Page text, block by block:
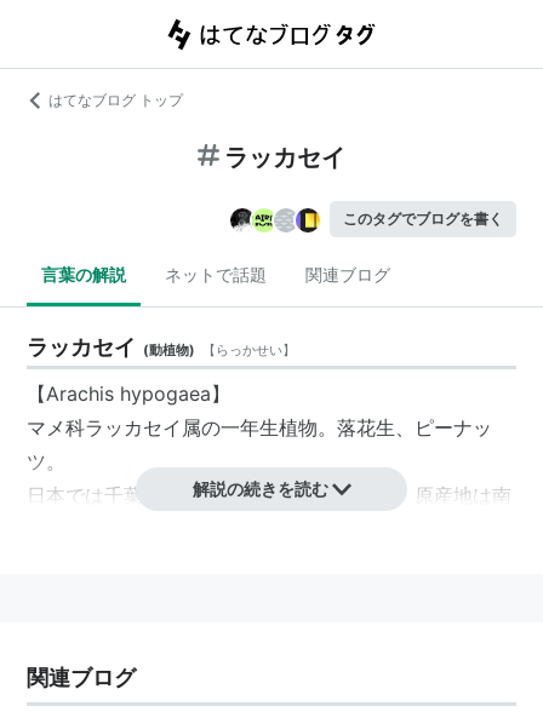
はてなブログ トップ
ラッカセイ
このタグでブログを書く
言葉の解説 ネットで話題 関連ブログ
ラッカセイ (動植物) 【 らっかせい】
【Arachis hypogaea】
マメ科ラッカセイ属の一年生植物。落花生、
ピーナッ
ツ。
日本では千葉県および茨城県が主な栽培地。原産地は南
食べ方としては炒って食べるのが一般的だが、煮て食べ
ることも行われている。
解説の続きを読む
関連ブログ